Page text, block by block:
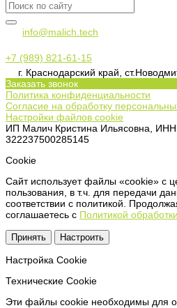
info@malich.tech
+7 (989) 821-61-15
г. Краснодарский край,
Заказать звонок
Политика конфиденциальности
Согласие на обработку
Настройки файлов cookie
ИП Малич Кристина Ильясовна,
322237500285145
Сookie
Сайт использует файлы «cookie» с
пользования, в т.ч. для передачи
соответствии с политикой.
соглашаетесь с Политикой
Принять Настроить
Настройка Сookie
Технические Cookie
Эти файлы cookie необходимы для